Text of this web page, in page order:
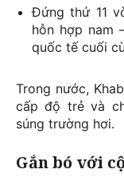
Đứng thứ 11
hỗn hợp nam
quốc tế cuối
Trong nước,
cấp độ trẻ và
súng trường hơi.
Gắn bó với